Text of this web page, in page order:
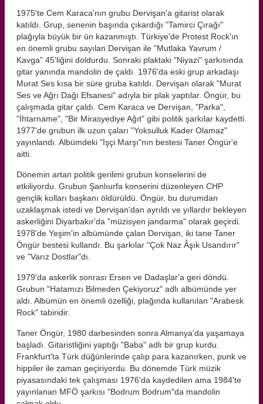
1975'te Cem Karaca'nın grubu Dervişan'a gitarist olarak
katıldı. Grup, senenin başında çıkardığı "Tamirci Çırağı"
plağıyla büyük bir ün kazanmıştı. Türkiye'de Protest Rock'ın
en önemli grubu sayılan Dervişan ile "Mutlaka Yavrum /
Kavga" 45'liğini doldurdu. Sonraki plaktaki "Niyazi" şarkısında
gitar yanında mandolin de çaldı. 1976'da eski grup arkadaşı
Murat Ses kısa bir süre gruba katıldı. Dervişan olarak "Murat
Ses ve Ağrı Dağı Efsanesi" adıyla bir plak yaptılar. Öngür, bu
çalışmada gitar çaldı. Cem Karaca ve Dervişan, "Parka",
"İhtarname", "Bir Mirasyediye Ağıt" gibi politik şarkılar kaydetti.
1977'de grubun ilk uzun çaları "Yoksulluk Kader Olamaz"
yayınlandı. Albümdeki "İşçi Marşı"nın bestesi Taner Öngür'e
aitti.
Dönemin artan politik gerilimi grubun konselerini de
etkiliyordu. Grubun Şanlıurfa konserini düzenleyen CHP
gençlik kolları başkanı öldürüldü. Öngür, bu durumdan
uzaklaşmak istedi ve Dervişan'dan ayrıldı ve yıllardır bekleyen
askerliğini Diyarbakır'da "müzisyen jandarma" olarak geçirdi.
1978'de Yeşim'in albümünde çalan Dervişan, iki tane Taner
Öngür bestesi kullandı. Bu şarkılar "Çok Naz Âşık Usandırır"
ve "Varız Dostlar"dı.
1979'da askerlik sonrası Ersen ve Dadaşlar'a geri döndü.
Grubun "Hatamızı Bilmeden Çekiyoruz" adlı albümünde yer
aldı. Albümün en önemli özelliği, plağında kullanılan "Arabesk
Rock" tabiridir.
Taner Öngür, 1980 darbesinden sonra Almanya'da yaşamaya
başladı. Gitaristliğini yaptığı "Baba" adlı bir grup kurdu.
Frankfurt'ta Türk düğünlerinde çalıp para kazanırken, punk ve
hippiler ile zaman geçiriyordu. Bu dönemde Türk müzik
piyasasındaki tek çalışması 1976'da kaydedilen ama 1984'te
yayınlanan MFÖ şarkısı "Bodrum Bodrum"da mandolin